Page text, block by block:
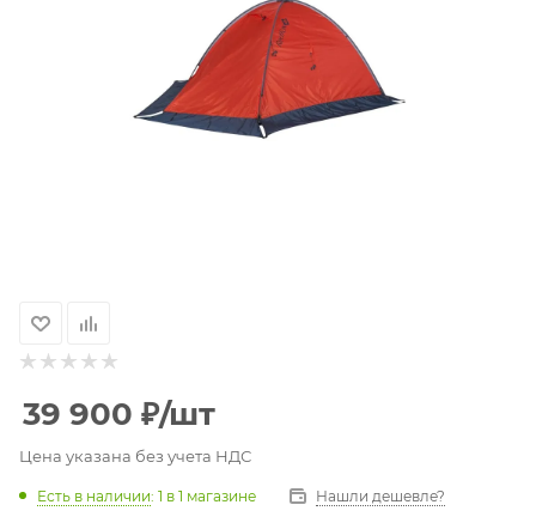
39 900 ₽/шт
Цена указана без учета НДС
Есть в наличии: 1 в 1 магазине Нашли дешевле?